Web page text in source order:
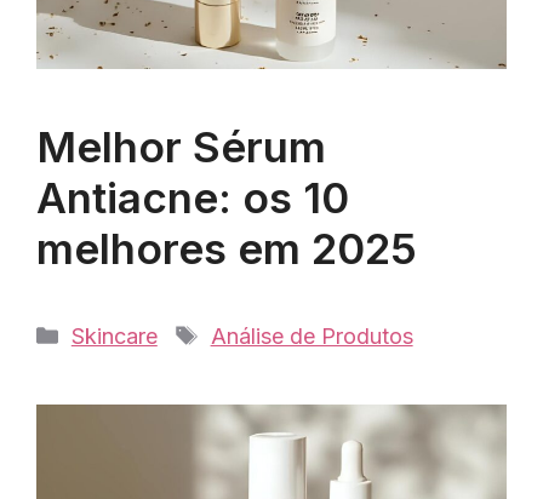
Melhor Sérum
Antiacne: os 10
melhores em 2025
Categorias
Skincare Tags
Análise de Produtos